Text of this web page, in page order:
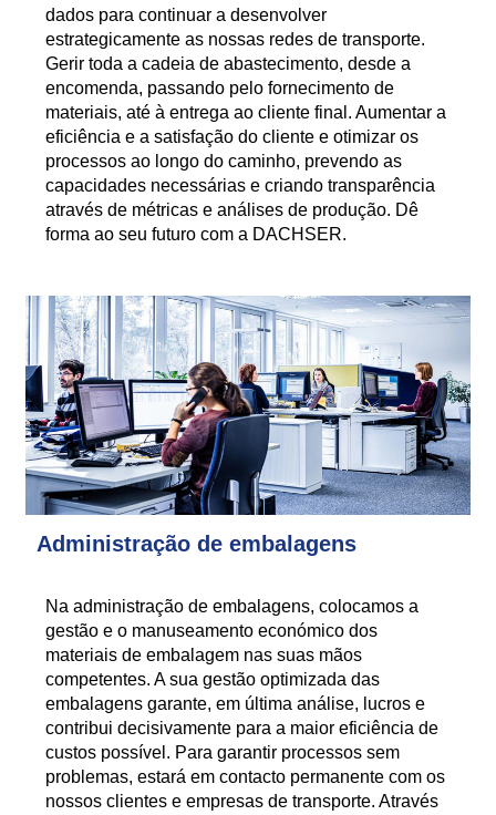
dados para continuar a desenvolver
estrategicamente as nossas redes de transporte.
Gerir toda a cadeia de abastecimento, desde a
encomenda, passando pelo fornecimento de
materiais, até à entrega ao cliente final. Aumentar a
eficiência e a satisfação do cliente e otimizar os
processos ao longo do caminho, prevendo as
capacidades necessárias e criando transparência
através de métricas e análises de produção. Dê
forma ao seu futuro com a DACHSER.
Administração de embalagens
Na administração de embalagens, colocamos a
gestão e o manuseamento económico dos
materiais de embalagem nas suas mãos
competentes. A sua gestão optimizada das
embalagens garante, em última análise, lucros e
contribui decisivamente para a maior eficiência de
custos possível. Para garantir processos sem
problemas, estará em contacto permanente com os
nossos clientes e empresas de transporte. Através